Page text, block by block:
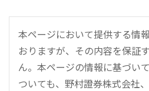
本ページにおいて提供する情
おりますが、その内容を保証
ん。本ページの情報に基づい
ついても、野村證券株式会社